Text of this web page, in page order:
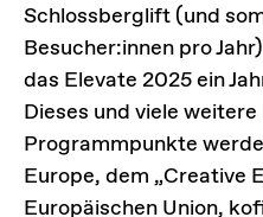
Schlossberglift (und
Besucher:innen pro
das Elevate 2025 ein
Dieses und viele
Programmpunkte
Europe, dem „Creative
Europäischen Union,